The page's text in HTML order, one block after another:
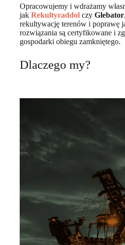
Opracowujemy i wdrażamy
jakRekultyraddol czyGlebator
rekultywację terenów i poprawę
rozwiązania są certyfikowane i
gospodarki obiegu zamkniętego.
Dlaczego my?